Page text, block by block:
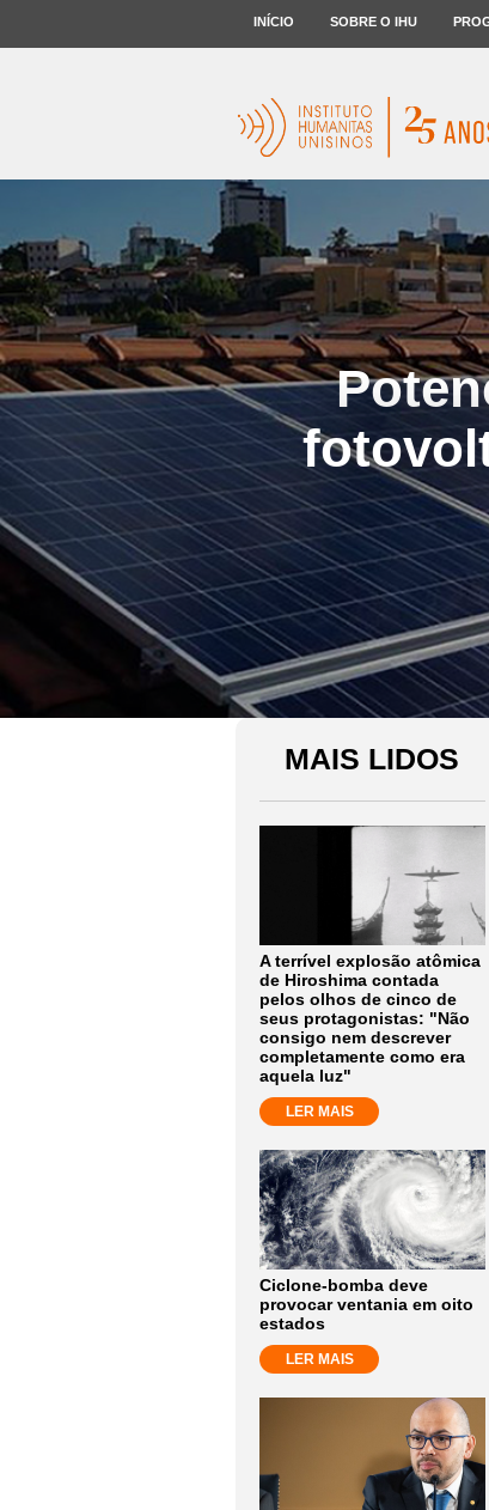
INÍCIO SOBRE O IHU
MAIS LIDOS
A terrível explosão atômica
de Hiroshima contada
pelos olhos de cinco de
seus protagonistas: "Não
consigo nem descrever
completamente como era
aquela luz"
LER MAIS
Ciclone-bomba deve
provocar ventania em oito
estados
LER MAIS